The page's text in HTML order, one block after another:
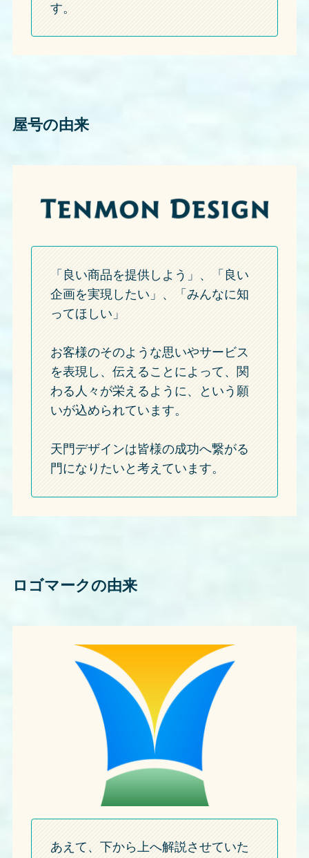
す。
屋号の由来
「良い商品を提供しよう」、「良い
企画を実現したい」、「みんなに知
ってほしい」
お客様のそのような思いやサービス
を表現し、伝えることによって、関
わる人々が栄えるように、という願
いが込められています。
天門デザインは皆様の成功へ繋がる
門になりたいと考えています。
ロゴマークの由来
あえて、下から上へ解説させていた